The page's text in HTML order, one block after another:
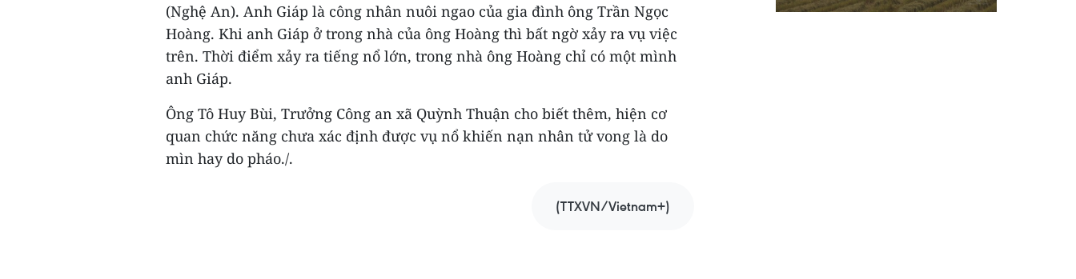
(Nghệ An). Anh Giáp là công nhân nuôi ngao của gia đình ông Trần Ngọc
Hoàng. Khi anh Giáp ở trong nhà của ông Hoàng thì bất ngờ xảy ra vụ việc
trên. Thời điểm xảy ra tiếng nổ lớn, trong nhà ông Hoàng chỉ có một mình
anh Giáp.
Ông Tô Huy Bùi, Trưởng Công an xã Quỳnh Thuận cho biết thêm, hiện cơ
quan chức năng chưa xác định được vụ nổ khiến nạn nhân tử vong là do
mìn hay do pháo./.
(TTXVN/Vietnam+)